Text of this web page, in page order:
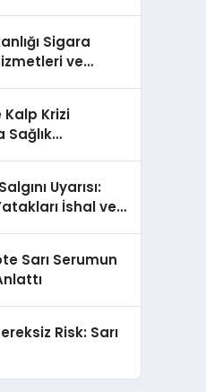
Sigara
ve
Krizi
Sağlık
Uyarısı:
İshal ve
Sarı Serumun
Risk: Sarı